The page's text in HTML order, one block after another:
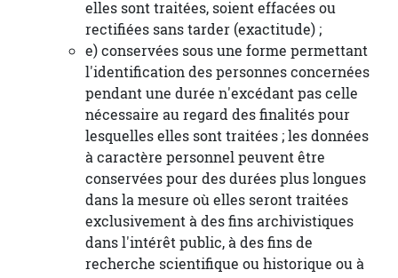
elles sont traitées, soient effacées ou
rectifiées sans tarder (exactitude) ;
e) conservées sous une forme permettant
l'identification des personnes concernées
pendant une durée n'excédant pas celle
nécessaire au regard des finalités pour
lesquelles elles sont traitées ; les données
à caractère personnel peuvent être
conservées pour des durées plus longues
dans la mesure où elles seront traitées
exclusivement à des fins archivistiques
dans l'intérêt public, à des fins de
recherche scientifique ou historique ou à